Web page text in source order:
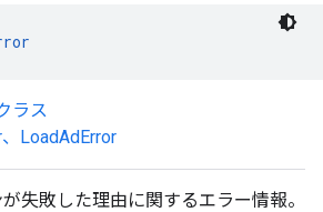
ラス
、 LoadAdError
失敗した理由に関するエラー情報。